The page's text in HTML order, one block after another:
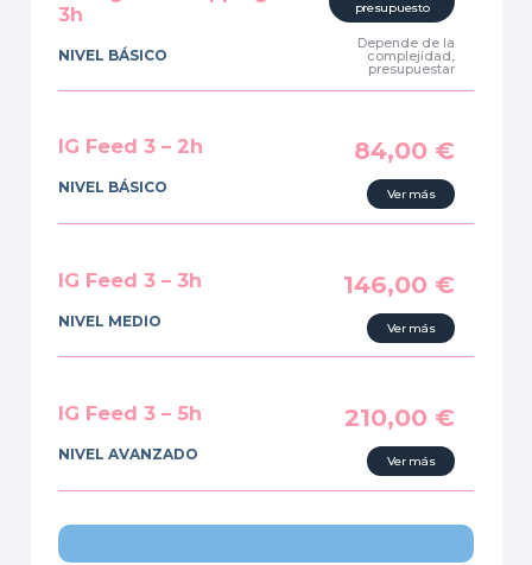
3h
NIVEL BÁSICO
presupuesto
Depende de la
complejidad,
presupuestar
IG Feed 3 – 2h
NIVEL BÁSICO
84,00 €
Ver más
IG Feed 3 – 3h
NIVEL MEDIO
146,00 €
Ver más
IG Feed 3 – 5h
NIVEL AVANZADO
210,00 €
Ver más